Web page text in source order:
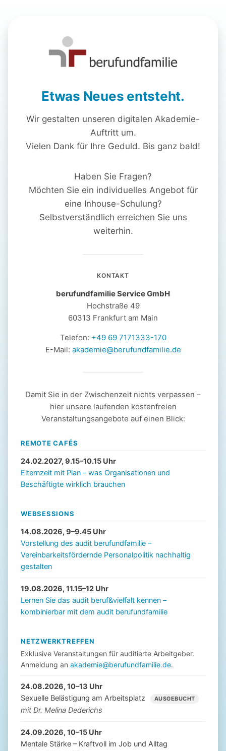
Etwas Neues entsteht.
Wir gestalten unseren digitalen Akademie-
Auftritt um.
Vielen Dank für Ihre Geduld. Bis ganz bald!
Haben Sie Fragen?
Möchten Sie ein individuelles Angebot für
eine Inhouse-Schulung?
Selbstverständlich erreichen Sie uns
weiterhin.
KONTAKT
berufundfamilie Service GmbH
Hochstraße 49
60313 Frankfurt am Main
Telefon: +49 69 7171333-170
E-Mail: akademie@berufundfamilie.de
Damit Sie in der Zwischenzeit nichts verpassen –
hier unsere laufenden kostenfreien
Veranstaltungsangebote auf einen Blick:
REMOTE CAFÉS
24.02.2027, 9.15–10.15 Uhr
Elternzeit mit Plan – was Organisationen und
Beschäftigte wirklich brauchen
WEBSESSIONS
14.08.2026, 9–9.45 Uhr
Vorstellung des audit berufundfamilie –
Vereinbarkeitsfördernde Personalpolitik nachhaltig
gestalten
19.08.2026, 11.15–12 Uhr
Lernen Sie das audit beruf&vielfalt kennen –
kombinierbar mit dem audit berufundfamilie
NETZWERKTREFFEN
Exklusive Veranstaltungen für auditierte Arbeitgeber.
Anmeldung an akademie@berufundfamilie.de.
24.08.2026, 10–13 Uhr
Sexuelle Belästigung am Arbeitsplatz
AUSGEBUCHT
mit Dr. Melina Dederichs
24.09.2026, 10–15 Uhr
Mentale Stärke – Kraftvoll im Job und Alltag